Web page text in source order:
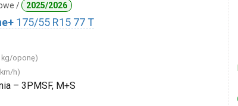
/ 2025/2026
175/55 R15 77 T
kg/oponę)
h)
– 3PMSF, M+S